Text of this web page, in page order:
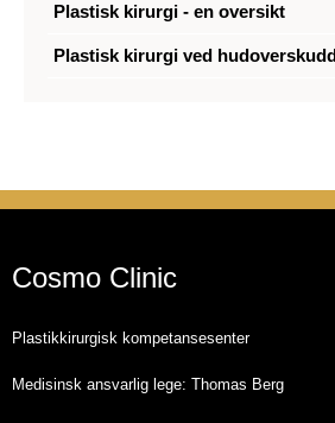
Plastisk kirurgi - en oversikt
Plastisk kirurgi ved hudoverskudd
Cosmo Clinic
Plastikkirurgisk kompetansesenter
Medisinsk ansvarlig lege: Thomas Berg